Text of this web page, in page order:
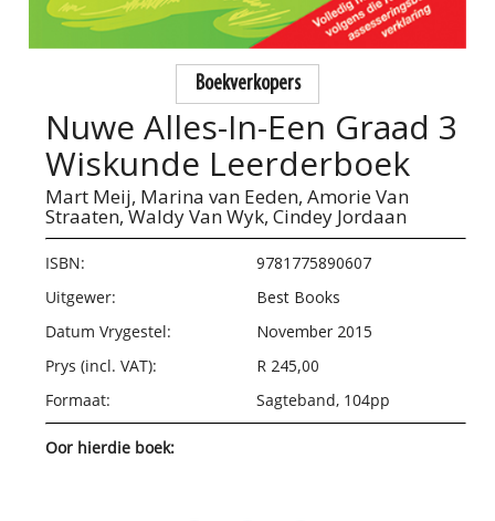
Boekverkopers
Nuwe Alles-In-Een Graad 3
Wiskunde Leerderboek
Mart Meij, Marina van Eeden, Amorie Van
Straaten, Waldy Van Wyk, Cindey Jordaan
ISBN:
9781775890607
Uitgewer:
Best Books
Datum Vrygestel:
November 2015
Prys (incl. VAT):
R 245,00
Formaat:
Sagteband, 104pp
Oor hierdie boek: